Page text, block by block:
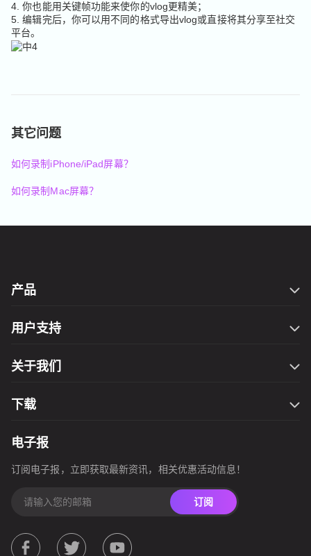
4. 你也能用关键帧功能来使你的vlog更精美；
5. 编辑完后，你可以用不同的格式导出vlog或直接将其分享至社交
平台。
其它问题
如何录制iPhone/iPad屏幕？
如何录制Mac屏幕？
产品
Filmage Converter
PDF Reader Pro
ComPDFKit Conversion SDK
用户支持
开学季
圣诞大促
国庆节活动
关于我们
下载
Filmage Screen for Mac
Filmage Converter for Mac
Filmage Converter for Windows
电子报
订阅电子报，立即获取最新资讯，相关优惠活动信息！
订阅